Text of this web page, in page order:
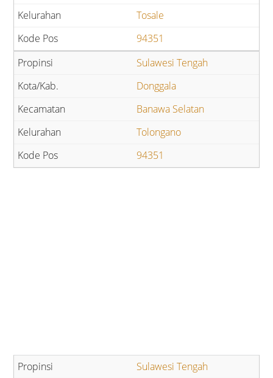
Tosale
94351
Sulawesi Tengah
Donggala
Banawa Selatan
Tolongano
94351
Sulawesi Tengah